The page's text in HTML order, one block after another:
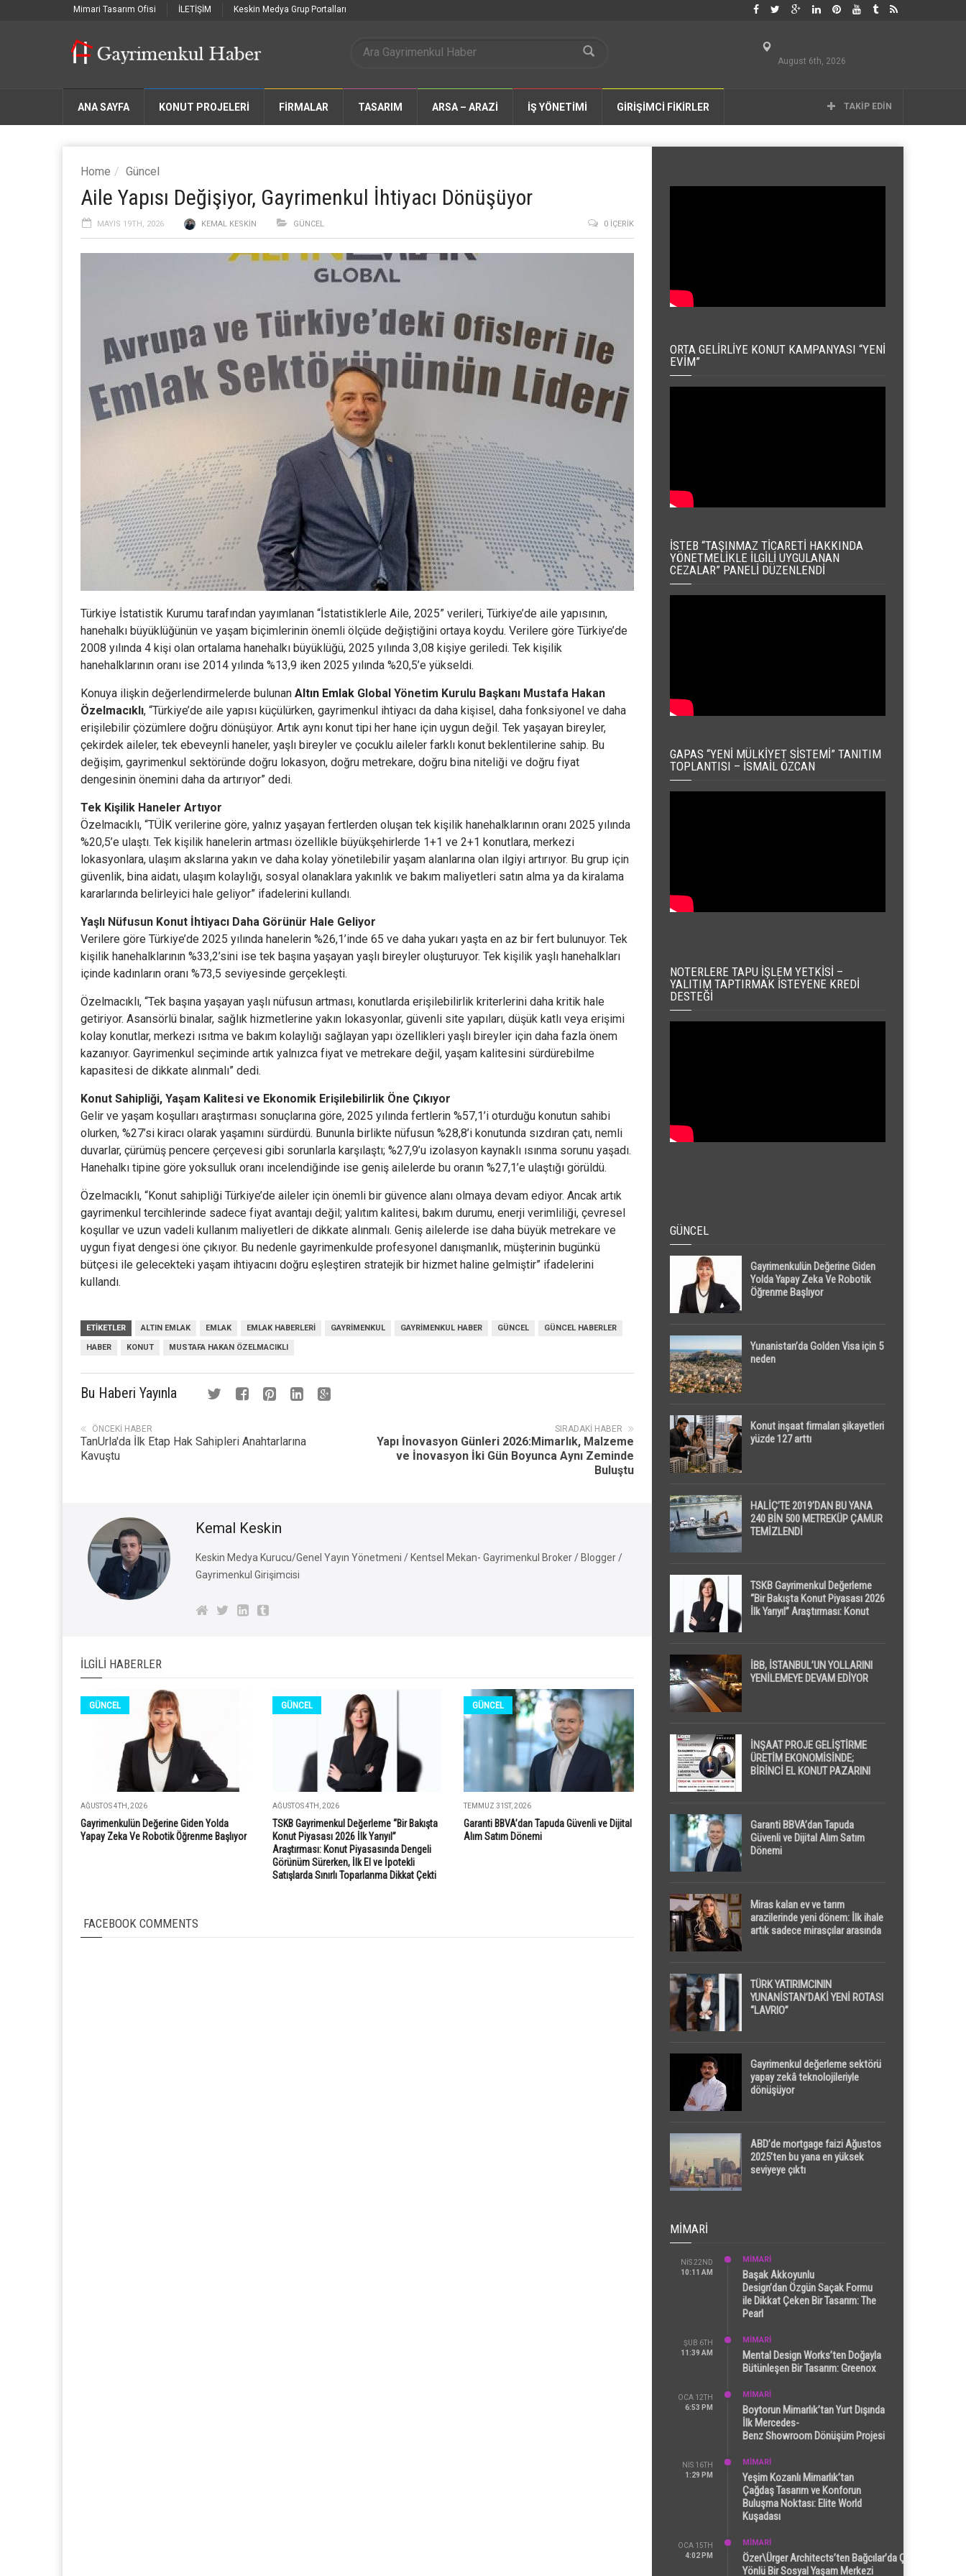
Mimari Tasarım Ofisi İLETİŞİM Keskin Medya Grup Portalları
August 6th, 2026
ANA SAYFA KONUT PROJELERİ FIRMALAR TASARIM ARSA – ARAZİ İŞ YÖNETİMİ GİRİŞİMCİ FİKİRLER TAKIP EDIN
Home Güncel
Aile Yapısı Değişiyor, Gayrimenkul İhtiyacı Dönüşüyor
MAYIS 19TH, 2026 KEMAL KESKIN GÜNCEL 0 İÇERIK
Türkiye İstatistik Kurumu tarafından yayımlanan “İstatistiklerle Aile, 2025” verileri, Türkiye’de aile yapısının,
hanehalkı büyüklüğünün ve yaşam biçimlerinin önemli ölçüde değiştiğini ortaya koydu. Verilere göre Türkiye’de
2008 yılında 4 kişi olan ortalama hanehalkı büyüklüğü, 2025 yılında 3,08 kişiye geriledi. Tek kişilik
hanehalklarının oranı ise 2014 yılında %13,9 iken 2025 yılında %20,5’e yükseldi.
Konuya ilişkin değerlendirmelerde bulunan Altın Emlak Global Yönetim Kurulu Başkanı Mustafa Hakan
Özelmacıklı, “Türkiye’de aile yapısı küçülürken, gayrimenkul ihtiyacı da daha kişisel, daha fonksiyonel ve daha
erişilebilir çözümlere doğru dönüşüyor. Artık aynı konut tipi her hane için uygun değil. Tek yaşayan bireyler,
çekirdek aileler, tek ebeveynli haneler, yaşlı bireyler ve çocuklu aileler farklı konut beklentilerine sahip. Bu
değişim, gayrimenkul sektöründe doğru lokasyon, doğru metrekare, doğru bina niteliği ve doğru fiyat
dengesinin önemini daha da artırıyor” dedi.
Tek Kişilik Haneler Artıyor
Özelmacıklı, “TÜİK verilerine göre, yalnız yaşayan fertlerden oluşan tek kişilik hanehalklarının oranı 2025 yılında
%20,5’e ulaştı. Tek kişilik hanelerin artması özellikle büyükşehirlerde 1+1 ve 2+1 konutlara, merkezi
lokasyonlara, ulaşım akslarına yakın ve daha kolay yönetilebilir yaşam alanlarına olan ilgiyi artırıyor. Bu grup için
güvenlik, bina aidatı, ulaşım kolaylığı, sosyal olanaklara yakınlık ve bakım maliyetleri satın alma ya da kiralama
kararlarında belirleyici hale geliyor” ifadelerini kullandı.
Yaşlı Nüfusun Konut İhtiyacı Daha Görünür Hale Geliyor
Verilere göre Türkiye’de 2025 yılında hanelerin %26,1’inde 65 ve daha yukarı yaşta en az bir fert bulunuyor. Tek
kişilik hanehalklarının %33,2’sini ise tek başına yaşayan yaşlı bireyler oluşturuyor. Tek kişilik yaşlı hanehalkları
içinde kadınların oranı %73,5 seviyesinde gerçekleşti.
Özelmacıklı, “Tek başına yaşayan yaşlı nüfusun artması, konutlarda erişilebilirlik kriterlerini daha kritik hale
getiriyor. Asansörlü binalar, sağlık hizmetlerine yakın lokasyonlar, güvenli site yapıları, düşük katlı veya erişimi
kolay konutlar, merkezi ısıtma ve bakım kolaylığı sağlayan yapı özellikleri yaşlı bireyler için daha fazla önem
kazanıyor. Gayrimenkul seçiminde artık yalnızca fiyat ve metrekare değil, yaşam kalitesini sürdürebilme
kapasitesi de dikkate alınmalı” dedi.
Konut Sahipliği, Yaşam Kalitesi ve Ekonomik Erişilebilirlik Öne Çıkıyor
Gelir ve yaşam koşulları araştırması sonuçlarına göre, 2025 yılında fertlerin %57,1’i oturduğu konutun sahibi
olurken, %27’si kiracı olarak yaşamını sürdürdü. Bununla birlikte nüfusun %28,8’i konutunda sızdıran çatı, nemli
duvarlar, çürümüş pencere çerçevesi gibi sorunlarla karşılaştı; %27,9’u izolasyon kaynaklı ısınma sorunu yaşadı.
Hanehalkı tipine göre yoksulluk oranı incelendiğinde ise geniş ailelerde bu oranın %27,1’e ulaştığı görüldü.
Özelmacıklı, “Konut sahipliği Türkiye’de aileler için önemli bir güvence alanı olmaya devam ediyor. Ancak artık
gayrimenkul tercihlerinde sadece fiyat avantajı değil; yalıtım kalitesi, bakım durumu, enerji verimliliği, çevresel
koşullar ve uzun vadeli kullanım maliyetleri de dikkate alınmalı. Geniş ailelerde ise daha büyük metrekare ve
uygun fiyat dengesi öne çıkıyor. Bu nedenle gayrimenkulde profesyonel danışmanlık, müşterinin bugünkü
bütçesi ile gelecekteki yaşam ihtiyacını doğru eşleştiren stratejik bir hizmet haline gelmiştir” ifadelerini
kullandı.
ETIKETLER ALTIN EMLAK EMLAK EMLAK HABERLERI GAYRIMENKUL GAYRIMENKUL HABER GÜNCEL GÜNCEL HABERLER
HABER KONUT MUSTAFA HAKAN ÖZELMACIKLI
Bu Haberi Yayınla
SIRADAKI HABER
Yapı İnovasyon Günleri 2026:Mimarlık, Malzeme
ve İnovasyon İki Gün Boyunca Aynı Zeminde
Buluştu
ÖNCEKI HABER
TanUrla'da İlk Etap Hak Sahipleri Anahtarlarına
Kavuştu
Kemal Keskin
Keskin Medya Kurucu/Genel Yayın Yönetmeni / Kentsel Mekan- Gayrimenkul Broker / Blogger /
Gayrimenkul Girişimcisi
İLGILI HABERLER
GÜNCEL
AĞUSTOS 4TH, 2026
Gayrimenkulün Değerine Giden Yolda
Yapay Zeka Ve Robotik Öğrenme Başlıyor
GÜNCEL
AĞUSTOS 4TH, 2026
TSKB Gayrimenkul Değerleme “Bir Bakışta
Konut Piyasası 2026 İlk Yarıyıl”
Araştırması: Konut Piyasasında Dengeli
Görünüm Sürerken, İlk El ve İpotekli
Satışlarda Sınırlı Toparlanma Dikkat Çekti
GÜNCEL
TEMMUZ 31ST, 2026
Garanti BBVA’dan Tapuda Güvenli ve Dijital
Alım Satım Dönemi
FACEBOOK COMMENTS
ORTA GELIRLIYE KONUT KAMPANYASI “YENI
EVIM”
İSTEB “TAŞINMAZ TICARETI HAKKINDA
YÖNETMELIKLE İLGILI UYGULANAN
CEZALAR” PANELI DÜZENLENDI
GAPAS “YENI MÜLKIYET SISTEMI” TANITIM
TOPLANTISI – İSMAIL ÖZCAN
NOTERLERE TAPU İŞLEM YETKISI –
YALITIM TAPTIRMAK İSTEYENE KREDI
DESTEĞI
GÜNCEL
Gayrimenkulün Değerine Giden
Yolda Yapay Zeka Ve Robotik
Öğrenme Başlıyor
Yunanistan’da Golden Visa için 5
neden
Konut inşaat firmaları şikayetleri
yüzde 127 arttı
HALİÇ’TE 2019’DAN BU YANA
240 BİN 500 METREKÜP ÇAMUR
TEMİZLENDİ
TSKB Gayrimenkul Değerleme
“Bir Bakışta Konut Piyasası 2026
İlk Yarıyıl” Araştırması: Konut
Dikkat Çekti
İBB, İSTANBUL’UN YOLLARINI
YENİLEMEYE DEVAM EDİYOR
İNŞAAT PROJE GELİŞTİRME
ÜRETİM EKONOMİSİNDE;
BİRİNCİ EL KONUT PAZARINI
Garanti BBVA’dan Tapuda
Güvenli ve Dijital Alım Satım
Dönemi
Miras kalan ev ve tarım
arazilerinde yeni dönem: İlk ihale
artık sadece mirasçılar arasında
TÜRK YATIRIMCININ
YUNANİSTAN’DAKİ YENİ ROTASI
“LAVRIO”
Gayrimenkul değerleme sektörü
yapay zekâ teknolojileriyle
dönüşüyor
ABD’de mortgage faizi Ağustos
2025’ten bu yana en yüksek
seviyeye çıktı
MIMARI
NIS 22ND
10:11 AM
MİMARİ
Başak Akkoyunlu
Design’dan Özgün Saçak Formu
ile Dikkat Çeken Bir Tasarım: The
Pearl
ŞUB 6TH
11:39 AM
MİMARİ
Mental Design Works’ten Doğayla
Bütünleşen Bir Tasarım: Greenox
OCA 12TH
6:53 PM
MİMARİ
Boytorun Mimarlık’tan Yurt Dışında
İlk Mercedes-
Benz Showroom Dönüşüm Projesi
NIS 16TH
1:29 PM
MİMARİ
Yeşim Kozanlı Mimarlık’tan
Çağdaş Tasarım ve Konforun
Buluşma Noktası: Elite World
Kuşadası
OCA 15TH
4:02 PM
MİMARİ
Özer\Ürger Architects’ten Bağcılar’da Çok
Yönlü Bir Sosyal Yaşam Merkezi